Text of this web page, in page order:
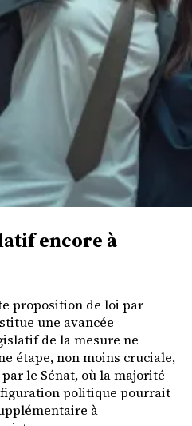
encore à
proposition de loi par
une avancée
de la mesure ne
étape, non moins cruciale,
le Sénat, où la majorité
politique pourrait
à